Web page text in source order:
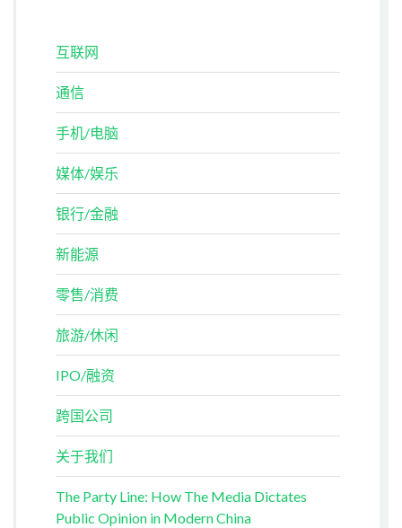
互联网
通信
手机/电脑
媒体/娱乐
银行/金融
新能源
零售/消费
旅游/休闲
IPO/融资
跨国公司
关于我们
The Party Line: How The Media Dictates
Public Opinion in Modern China